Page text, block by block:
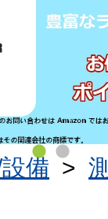
備 >